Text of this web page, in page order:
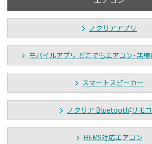
ノクリアアプリ
モバイルアプリ どこでもエアコン・無
スマートスピーカー
ノクリア Bluetooth® リモ
HEMS対応エアコン